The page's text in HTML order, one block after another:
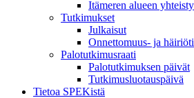
Itämeren alueen
Tutkimukset
Julkaisut
Onnettomuus- ja
Palotutkimusraati
Palotutkimuksen päivät
Tutkimusluotauspäivä
Tietoa SPEKistä